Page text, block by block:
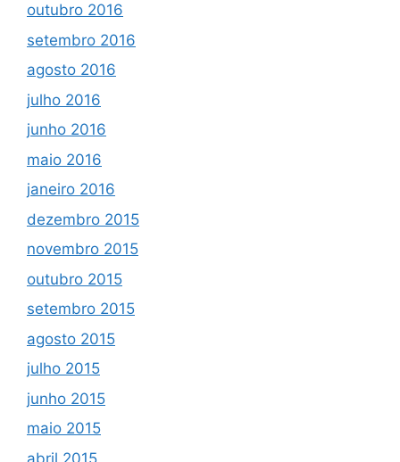
outubro 2016
setembro 2016
agosto 2016
julho 2016
junho 2016
maio 2016
janeiro 2016
dezembro 2015
novembro 2015
outubro 2015
setembro 2015
agosto 2015
julho 2015
junho 2015
maio 2015
abril 2015